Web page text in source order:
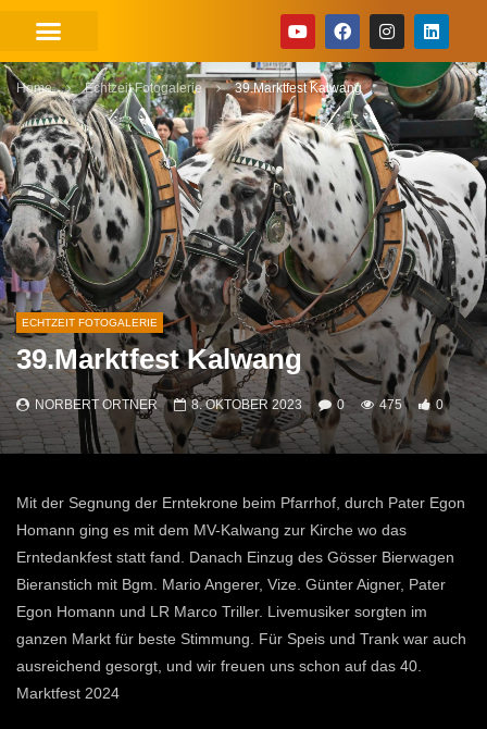
Home Echtzeit Fotogalerie 39.Marktfest Kalwang
ECHTZEIT FOTOGALERIE
39.Marktfest Kalwang
NORBERT ORTNER 8. OKTOBER 2023 0 475 0
Mit der Segnung der Erntekrone beim Pfarrhof, durch Pater Egon
Homann ging es mit dem MV-Kalwang zur Kirche wo das
Erntedankfest statt fand. Danach Einzug des Gösser Bierwagen
Bieranstich mit Bgm. Mario Angerer, Vize. Günter Aigner, Pater
Egon Homann und LR Marco Triller. Livemusiker sorgten im
ganzen Markt für beste Stimmung. Für Speis und Trank war auch
ausreichend gesorgt, und wir freuen uns schon auf das 40.
Marktfest 2024